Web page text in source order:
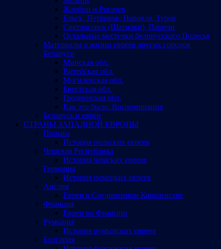
Жлобин и Рогачев
Ельск, Петриков, Наровля, Туров
Светлогорск (Шатилки), Паричи
Остальные местечки белорусского Полесья
Материалы о жизни евреев других городов
Беларуси
Минская обл.
Витебская обл.
Могилевская обл.
Брестская обл.
Гродненская обл.
Как это было. Воспоминания
Беларусь и евреи
СТРАНЫ ЗАПАДНОЙ ЕВРОПЫ
Польша
История польских евреев
Чешская Республика
История чешских евреев
Германия
История немецких евреев
Англия
Евреи в Соединенном Королевстве
Франция
Евреи во Франции
Румыния
История румынских евреев
Болгария